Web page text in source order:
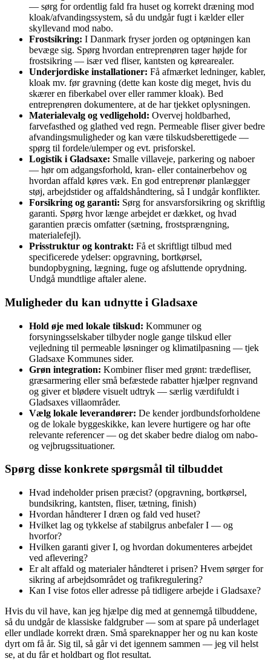
— sørg for ordentlig fald fra huset og korrekt dræning mod
kloak/afvandingssystem, så du undgår fugt i kælder eller
skyllevand mod nabo.
Frostsikring: I Danmark fryser jorden og optøningen kan
bevæge sig. Spørg hvordan entreprenøren tager højde for
frostsikring — især ved fliser, kantsten og kørearealer.
Underjordiske installationer: Få afmærket ledninger, kabler,
kloak mv. før gravning (dette kan koste dig meget, hvis du
skærer en fiberkabel over eller rammer kloak). Bed
entreprenøren dokumentere, at de har tjekket oplysningen.
Materialevalg og vedligehold: Overvej holdbarhed,
farvefasthed og glathed ved regn. Permeable fliser giver bedre
afvandingsmuligheder og kan være tilskudsberettigede —
spørg til fordele/ulemper og evt. prisforskel.
Logistik i Gladsaxe: Smalle villaveje, parkering og naboer
— hør om adgangsforhold, kran- eller containerbehov og
hvordan affald køres væk. En god entreprenør planlægger
støj, arbejdstider og affaldshåndtering, så I undgår konflikter.
Forsikring og garanti: Sørg for ansvarsforsikring og skriftlig
garanti. Spørg hvor længe arbejdet er dækket, og hvad
garantien præcis omfatter (sætning, frostsprængning,
materialefejl).
Prisstruktur og kontrakt: Få et skriftligt tilbud med
specificerede ydelser: opgravning, bortkørsel,
bundopbygning, lægning, fuge og afsluttende oprydning.
Undgå mundtlige aftaler alene.
Muligheder du kan udnytte i Gladsaxe
Hold øje med lokale tilskud: Kommuner og
forsyningsselskaber tilbyder nogle gange tilskud eller
vejledning til permeable løsninger og klimatilpasning — tjek
Gladsaxe Kommunes sider.
Grøn integration: Kombiner fliser med grønt: trædefliser,
græsarmering eller små befæstede rabatter hjælper regnvand
og giver et blødere visuelt udtryk — særlig værdifuldt i
Gladsaxes villaområder.
Vælg lokale leverandører: De kender jordbundsforholdene
og de lokale byggeskikke, kan levere hurtigere og har ofte
relevante referencer — og det skaber bedre dialog om nabo-
og vejbrugssituationer.
Spørg disse konkrete spørgsmål til tilbuddet
Hvad indeholder prisen præcist? (opgravning, bortkørsel,
bundsikring, kantsten, fliser, tætning, finish)
Hvordan håndterer I dræn og fald ved huset?
Hvilket lag og tykkelse af stabilgrus anbefaler I — og
hvorfor?
Hvilken garanti giver I, og hvordan dokumenteres arbejdet
ved aflevering?
Er alt affald og materialer håndteret i prisen? Hvem sørger for
sikring af arbejdsområdet og trafikregulering?
Kan I vise fotos eller adresse på tidligere arbejde i Gladsaxe?
Hvis du vil have, kan jeg hjælpe dig med at gennemgå tilbuddene,
så du undgår de klassiske faldgruber — som at spare på underlaget
eller undlade korrekt dræn. Små spareknapper her og nu kan koste
dyrt om få år. Sig til, så går vi det igennem sammen — jeg vil helst
se, at du får et holdbart og flot resultat.